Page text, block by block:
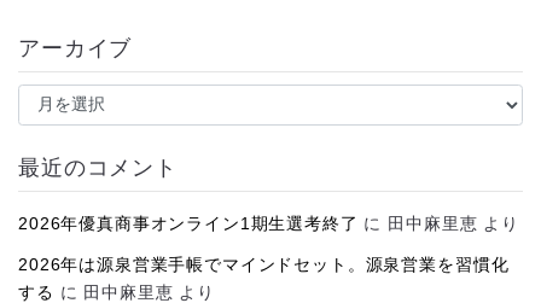
アーカイブ
ア
イ
ブ
最近のコメント
2026年優真商事オンライン1期生選考終了 に 田中麻里恵 より
2026年は源泉営業手帳でマインドセット。源泉営業を習慣化
する に 田中麻里恵 より